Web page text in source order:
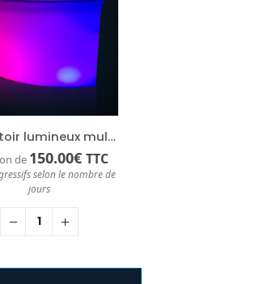
Comptoir lumineux multicolore
de 150.00€ TTC
selon le nombre de
jours